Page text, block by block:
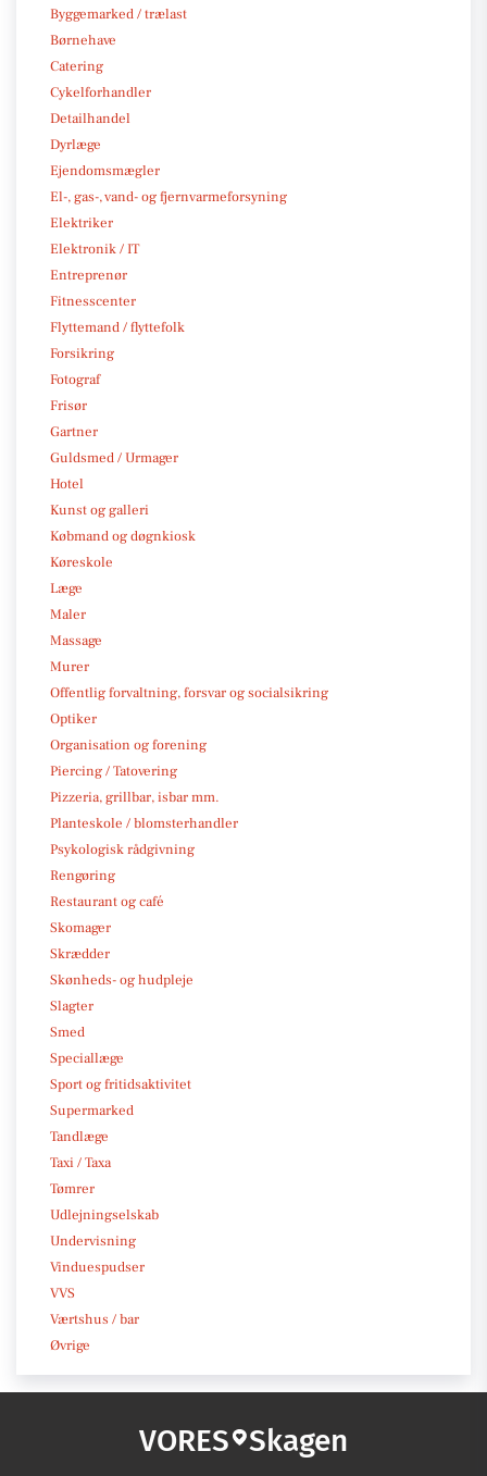
Byggemarked / trælast
Børnehave
Catering
Cykelforhandler
Detailhandel
Dyrlæge
Ejendomsmægler
El-, gas-, vand- og fjernvarmeforsyning
Elektriker
Elektronik / IT
Entreprenør
Fitnesscenter
Flyttemand / flyttefolk
Forsikring
Fotograf
Frisør
Gartner
Guldsmed / Urmager
Hotel
Kunst og galleri
Købmand og døgnkiosk
Køreskole
Læge
Maler
Massage
Murer
Offentlig forvaltning, forsvar og socialsikring
Optiker
Organisation og forening
Piercing / Tatovering
Pizzeria, grillbar, isbar mm.
Planteskole / blomsterhandler
Psykologisk rådgivning
Rengøring
Restaurant og café
Skomager
Skrædder
Skønheds- og hudpleje
Slagter
Smed
Speciallæge
Sport og fritidsaktivitet
Supermarked
Tandlæge
Taxi / Taxa
Tømrer
Udlejningselskab
Undervisning
Vinduespudser
VVS
Værtshus / bar
Øvrige
VORES Skagen